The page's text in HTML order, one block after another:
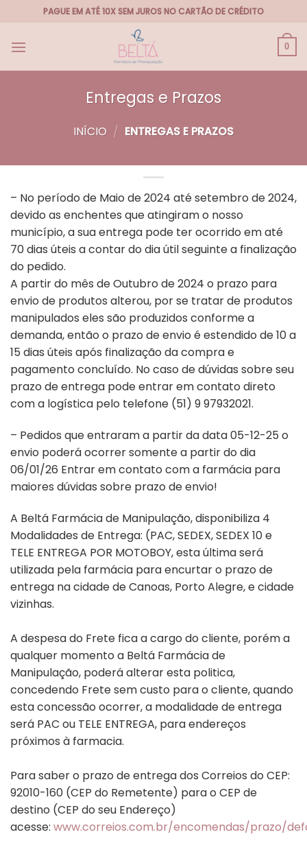
content
PAGUE EM ATÉ 10X SEM JUROS NO CARTÃO DE CRÉDITO
0
Entregas e Prazos
INÍCIO / ENTREGAS E PRAZOS
– No período de Maio de 2024 até setembro de 2024,
devido as enchentes que atingiram o nosso
município, a sua entrega pode ter ocorrido em até
70 dias úteis a contar do dia útil seguinte a finalização
do pedido.
A partir do mês de Outubro de 2024 o prazo para
envio de produtos alterou, por se tratar de produtos
manipulados eles são produzidos conforme a
demanda, então o prazo de envio é estendido de 10 a
15 dias úteis após finalização da compra e
pagamento concluído. No caso de dúvidas sobre seu
prazo de entrega pode entrar em contato direto
com a logística pelo telefone (51) 9 97932021.
– Pedidos que entraram a partir da data 05-12-25 o
envio poderá ocorrer somente a partir do dia
06/01/26 Entrar em contato com a farmácia para
maiores dúvidas sobre prazo de envio!
A Beltá Farmácia de Manipulação, disponibiliza 4
Modalidades de Entrega: (PAC, SEDEX, SEDEX 10 e
TELE ENTREGA POR MOTOBOY, esta última será
utilizada pela farmácia para encurtar o prazo de
entrega na cidade de Canoas, Porto Alegre, e cidade
vizinhas.
A despesa do Frete fica a cargo do cliente, porém a
qualquer momento a Beltá Farmácia de
Manipulação, poderá alterar esta politica,
concedendo Frete sem custo para o cliente, quando
esta concessão ocorrer, a modalidade de entrega
será PAC ou TELE ENTREGA, para endereços
próximos à farmacia.
Para saber o prazo de entrega dos Correios do CEP:
92010-160 (CEP do Remetente) para o CEP de
destino (CEP do seu Endereço)
acesse: www.correios.com.br/encomendas/prazo/